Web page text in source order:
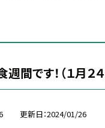
間です！（１月２４
更新日 2024/01/26